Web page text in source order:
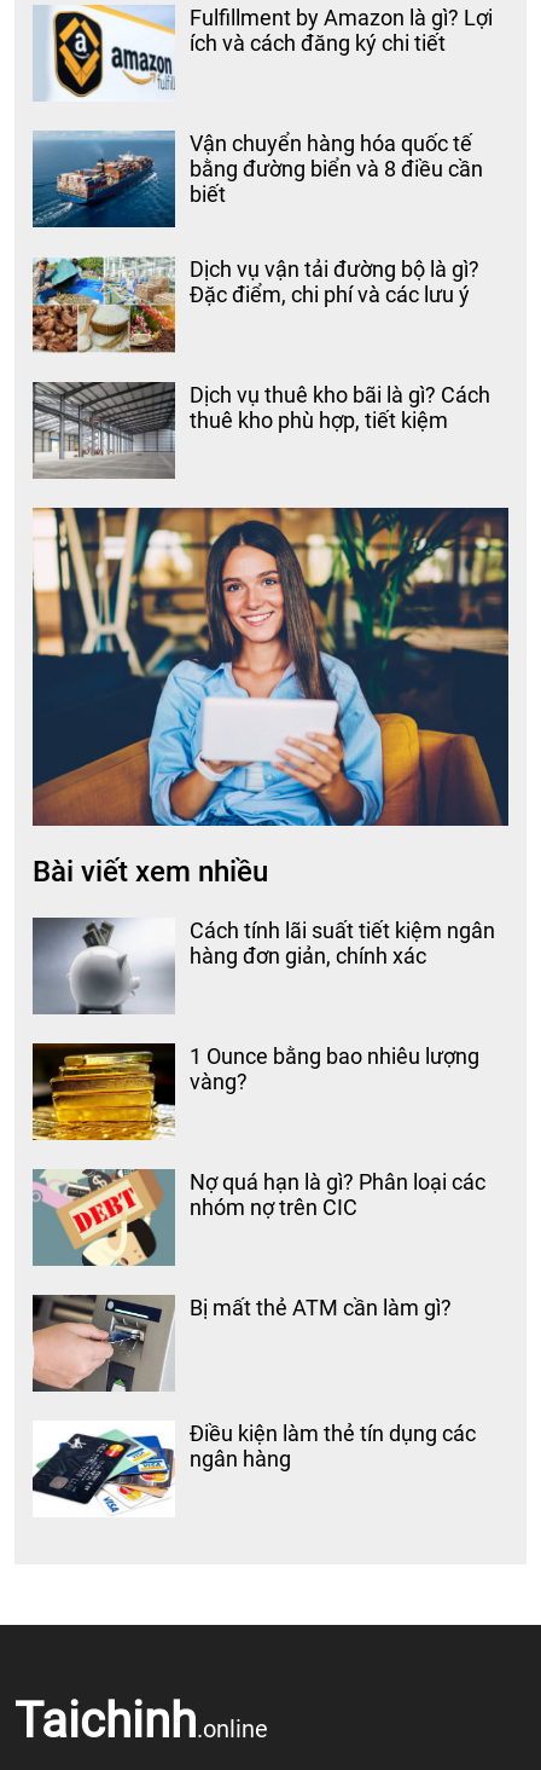
Fulfillment by Amazon là gì? Lợi
ích và cách đăng ký chi tiết
Vận chuyển hàng hóa quốc tế
bằng đường biển và 8 điều cần
biết
Dịch vụ vận tải đường bộ là gì?
Đặc điểm, chi phí và các lưu ý
Dịch vụ thuê kho bãi là gì? Cách
thuê kho phù hợp, tiết kiệm
Bài viết xem nhiều
Cách tính lãi suất tiết kiệm ngân
hàng đơn giản, chính xác
1 Ounce bằng bao nhiêu lượng
vàng?
Nợ quá hạn là gì? Phân loại các
nhóm nợ trên CIC
Bị mất thẻ ATM cần làm gì?
Điều kiện làm thẻ tín dụng các
ngân hàng
Taichinh.online